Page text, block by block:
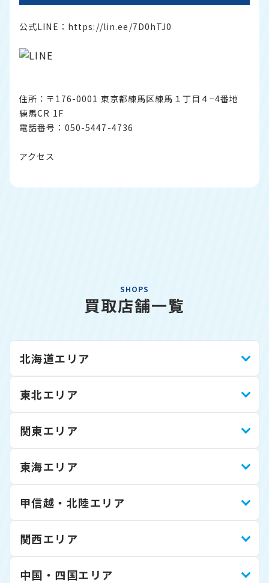
公式LINE： https://lin.ee/7D0hTJ0
住所：〒176-0001 東京都練馬区練馬１丁目４−4番地
練馬CR 1F
電話番号：050-5447-4736
アクセス
SHOPS
買取店舗一覧
北海道エリア
東北エリア
関東エリア
東海エリア
甲信越・北陸エリア
関西エリア
中国・四国エリア